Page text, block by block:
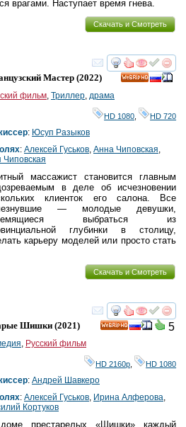
врагами. Наступает время гнева.
Скачать и Смотреть
смотреть
Мастер (2022)
фильм, Триллер, драма
HD 1080 HD 720
: Юсуп Разыков
: Алексей Гуськов, Анна Чиповская,
Чиповская
массажист становится главным
в деле об исчезновении
клиенток его салона. Все
— молодые девушки,
выбраться из
глубинки в столицу,
карьеру моделей или просто стать
Скачать и Смотреть
смотреть
5
Шишки (2021)
Русский фильм
HD 2160р HD 1080
: Андрей Шавкеро
: Алексей Гуськов Ирина Алферова
Кортуков
престарелых «Шишки» каждый